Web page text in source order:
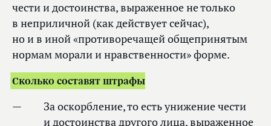
чести и достоинства, выраженное не только
в неприличной (как действует сейчас),
но и в иной «противоречащей общепринятым
нормам морали и нравственности» форме.
Сколько составят штрафы
За оскорбление, то есть унижение чести
и достоинства другого лица, выраженное